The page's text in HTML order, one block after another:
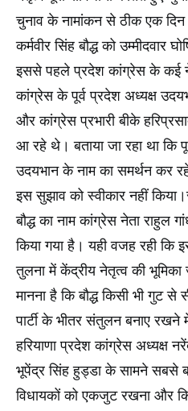
चुनाव के नामांकन से ठीक एक
कर्मवीर सिंह बौद्ध को उम्मीदवार
इससे पहले प्रदेश कांग्रेस के कई
कांग्रेस के पूर्व प्रदेश अध्यक्ष
और कांग्रेस प्रभारी बीके
आ रहे थे। बताया जा रहा था कि
उदयभान के नाम का समर्थन कर
इस सुझाव को स्वीकार नहीं
बौद्ध का नाम कांग्रेस नेता राहुल
किया गया है। यही वजह रही
तुलना में केंद्रीय नेतृत्व की भूमिका
मानना है कि बौद्ध किसी भी गुट
पार्टी के भीतर संतुलन बनाए
हरियाणा प्रदेश कांग्रेस अध्यक्ष
भूपेंद्र सिंह हुड्डा के सामने सबसे
विधायकों को एकजुट रखना और